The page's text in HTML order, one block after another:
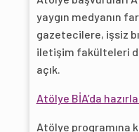
yaygın medyanın
gazetecilere, işsiz
iletişim fakülteleri
açık.
Atölye BİA’da
Atölye programına